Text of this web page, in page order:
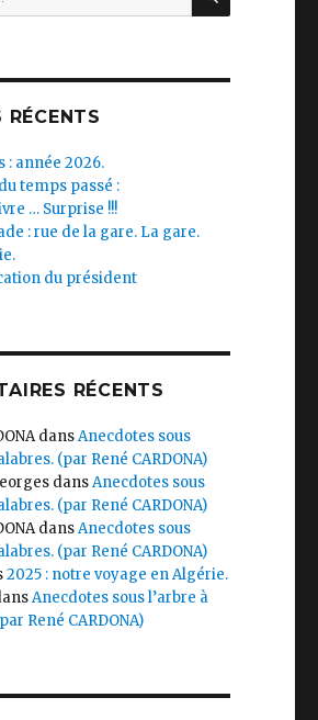
RÉCENTS
: année 2026.
temps passé :
… Surprise !!!
: rue de la gare. La gare.
du président
RÉCENTS
dansAnecdotes sous
(par René CARDONA)
dansAnecdotes sous
(par René CARDONA)
dansAnecdotes sous
(par René CARDONA)
2025 : notre voyage en Algérie.
Anecdotes sous l’arbre à
René CARDONA)